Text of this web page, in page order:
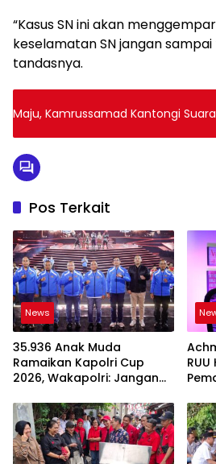
“Kasus SN ini akan
keselamatan SN jangan
tandasnya.
Maju, Kamrussamad Kantongi
Pos Terkait
News
35.936 Anak Muda
Ramaikan Kapolri Cup
2026, Wakapolri: Jangan